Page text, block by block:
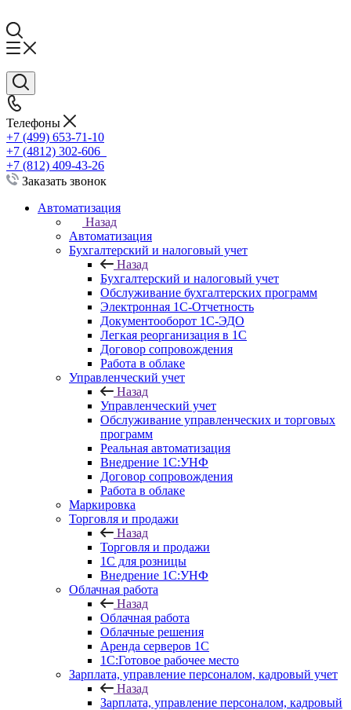
Телефоны
+7 (499) 653-71-10
+7 (4812) 302-606
+7 (812) 409-43-26
Заказать звонок
Автоматизация
Назад
Автоматизация
Бухгалтерский и налоговый учет
Назад
Бухгалтерский и налоговый учет
Обслуживание бухгалтерских программ
Электронная 1С-Отчетность
Документооборот 1С-ЭДО
Легкая реорганизация в 1С
Договор сопровождения
Работа в облаке
Управленческий учет
Назад
Управленческий учет
Обслуживание управленческих и торговых
программ
Реальная автоматизация
Внедрение 1С:УНФ
Договор сопровождения
Работа в облаке
Маркировка
Торговля и продажи
Назад
Торговля и продажи
1С для розницы
Внедрение 1С:УНФ
Облачная работа
Назад
Облачная работа
Облачные решения
Аренда серверов 1С
1C:Готовое рабочее место
Зарплата, управление персоналом, кадровый учет
Назад
Зарплата, управление персоналом, кадровый